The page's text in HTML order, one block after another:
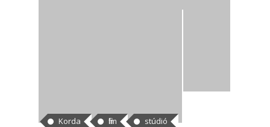
Korda film
stúdió